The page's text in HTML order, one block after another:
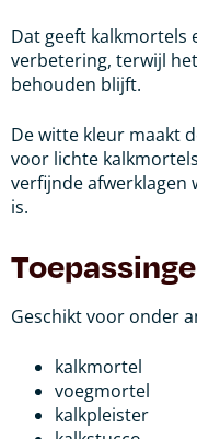
Dat geeft kalkmortels
verbetering, terwijl
behouden blijft.
De witte kleur maakt
voor lichte
verfijnde afwerklagen
is.
Geschikt voor onder
kalkmortel
voegmortel
kalkpleister